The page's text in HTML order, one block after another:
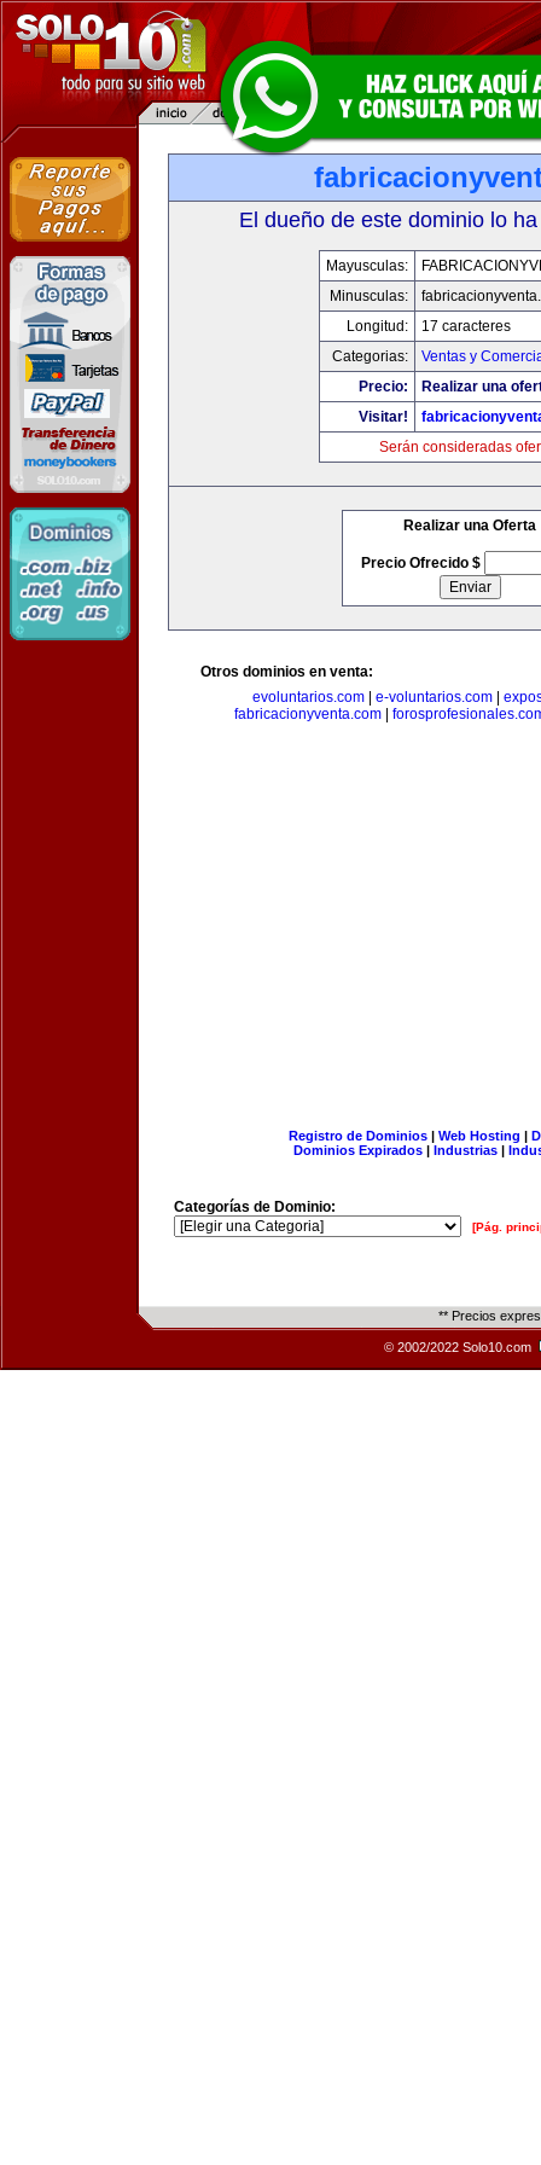
El dueño de este dominio lo
Mayusculas:
Minusculas:
Longitud:
17 caracteres
Categorias:
Ventas y
Precio:
Realizar una
Visitar!
Serán consideradas
Realizar una Oferta
Precio Ofrecido $
Otros dominios en venta:
evoluntarios.com
e-voluntarios.com
fabricacionyventa.com|
Registro de Dominios| Web Hosting |
Dominios Expirados | Industrias |
Categorías de Dominio:
[Pág.
** Precios
© 2002/2022 Solo10.com